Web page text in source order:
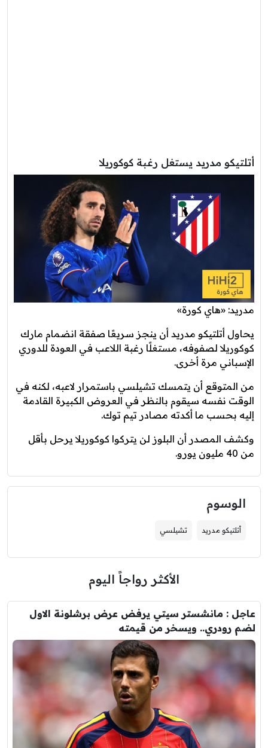
أتلتيكو مدريد يستغل رغبة كوكوريلا
مدريد: «هاي كورة»
يحاول أتلتيكو مدريد أن ينجز سريعًا صفقة انضمام مارك
كوكوريلا لصفوفه، مستغلًا رغبة اللاعب في العودة للدوري
الإسباني مرة أخرى.
من المتوقع أن يتمسك تشيلسي باستمرار لاعبه، لكنه في
الوقت نفسه سيقوم بالنظر في العروض الكبيرة القادمة
إليه بحسب ما أكدته مصادر تيم توك.
وكشف المصدر أن البلوز لن يتركوا كوكوريلا يرحل بأقل
من 40 مليون يورو.
الوسوم
أتلتيكو مدريد تشيلسي
الأكثر رواجاً اليوم
عاجل : مانشستر سيتي يرفض عرض برشلونة الاول
لضم رودري.. ويسخر من قيمته